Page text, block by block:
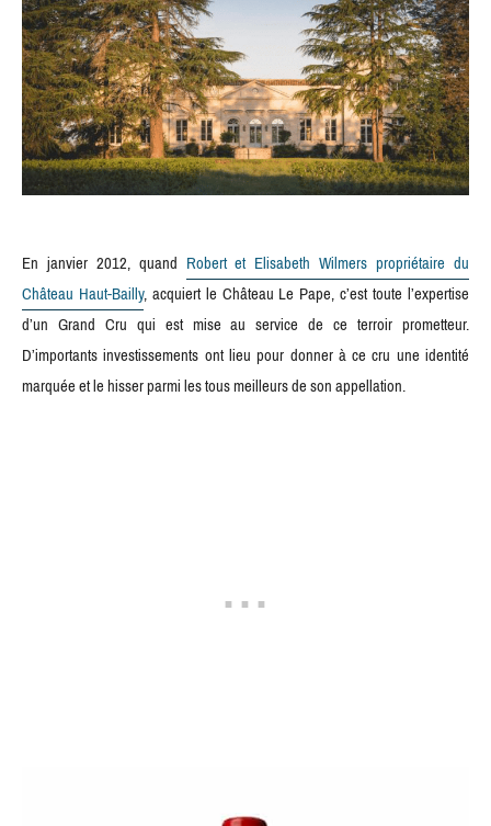
En janvier 2012, quand Robert et Elisabeth Wilmers propriétaire du
Château Haut-Bailly, acquiert le Château Le Pape, c’est toute l’expertise
d’un Grand Cru qui est mise au service de ce terroir prometteur.
D’importants investissements ont lieu pour donner à ce cru une identité
marquée et le hisser parmi les tous meilleurs de son appellation.